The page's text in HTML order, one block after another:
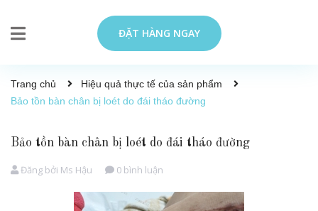
ĐẶT HÀNG NGAY
Trang chủ
Hiệu quả thực tế của sản phẩm
Bảo tồn bàn chân bị loét do đái tháo đường
Bảo tồn bàn chân bị loét do đái tháo đường
Đăng bởi Ms Hậu 0 bình luận